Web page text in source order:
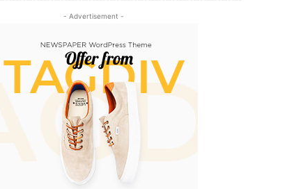
- Advertisement -